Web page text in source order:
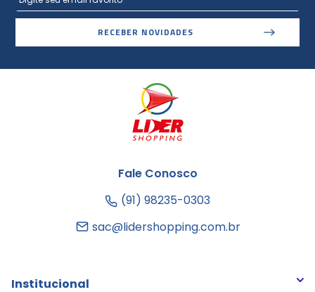
RECEBER NOVIDADES
Fale Conosco
(91) 98235-0303
sac@lidershopping.com.br
Institucional